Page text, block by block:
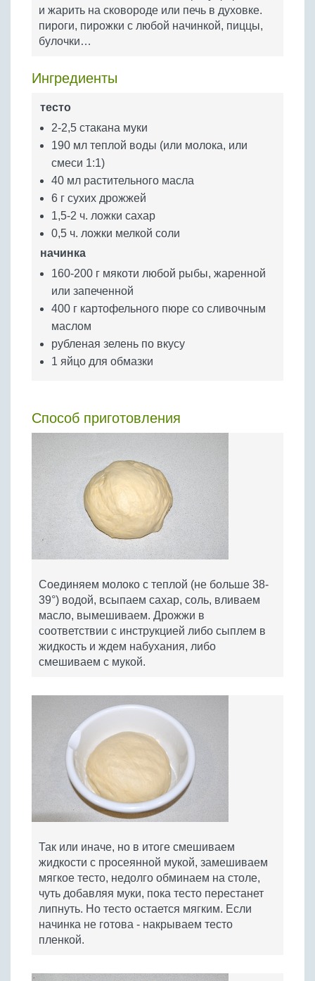
Бобовые
Яйца
Крупы
и жарить на сковороде или печь в духовке.
пироги, пирожки с любой начинкой, пиццы,
булочки…
Ингредиенты
тесто
2-2,5 стакана муки
190 мл теплой воды (или молока, или
смеси 1:1)
40 мл растительного масла
6 г сухих дрожжей
1,5-2 ч. ложки сахар
0,5 ч. ложки мелкой соли
начинка
160-200 г мякоти любой рыбы, жаренной
или запеченной
400 г картофельного пюре со сливочным
маслом
рубленая зелень по вкусу
1 яйцо для обмазки
Способ приготовления
Соединяем молоко с теплой (не больше 38-
39°) водой, всыпаем сахар, соль, вливаем
масло, вымешиваем. Дрожжи в
соответствии с инструкцией либо сыплем в
жидкость и ждем набухания, либо
смешиваем с мукой.
Так или иначе, но в итоге смешиваем
жидкости с просеянной мукой, замешиваем
мягкое тесто, недолго обминаем на столе,
чуть добавляя муки, пока тесто перестанет
липнуть. Но тесто остается мягким. Если
начинка не готова - накрываем тесто
пленкой.